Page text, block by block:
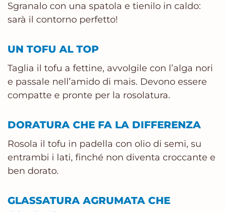
Sgranalo con una spatola e tienilo in caldo:
sarà il contorno perfetto!
UN TOFU AL TOP
Taglia il tofu a fettine, avvolgile con l’alga nori
e passale nell’amido di mais. Devono essere
compatte e pronte per la rosolatura.
DORATURA CHE FA LA DIFFERENZA
Rosola il tofu in padella con olio di semi, su
entrambi i lati, finché non diventa croccante e
ben dorato.
GLASSATURA AGRUMATA CHE